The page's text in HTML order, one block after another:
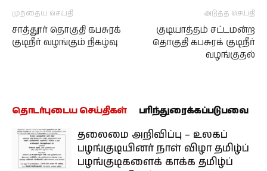
முந்தைய செய்தி
சாத்தூர் தொகுதி கபசுரக்
குடிநீர் வழங்கும் நிகழ்வு
அடுத்த செய்தி
குடியாத்தம் சட்டமன்ற
தொகுதி கபசுரக் குடிநீர்
வழங்குதல்
தொடர்புடைய செய்திகள் பரிந்துரைக்கப்படுபவை
தலைமை அறிவிப்பு – உலகப்
பழங்குடியினர் நாள் விழா தமிழ்ப்
பழங்குடிகளைக் காக்க தமிழ்ப்